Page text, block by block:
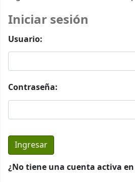
Iniciar sesión
Usuario:
Contraseña:
¿No tiene una cuenta activa